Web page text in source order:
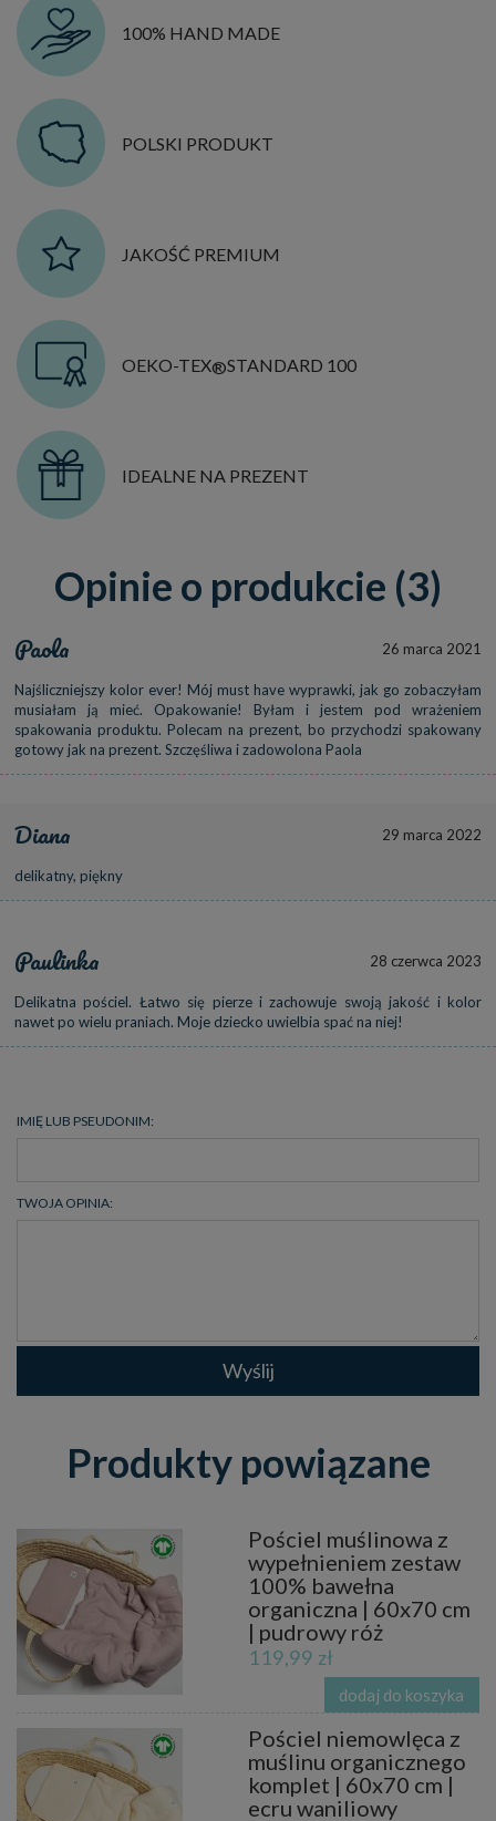
100% HAND MADE
POLSKI PRODUKT
JAKOŚĆ PREMIUM
OEKO-TEX®STANDARD 100
IDEALNE NA PREZENT
Opinie o produkcie (3)
Paola 26 marca 2021
Najśliczniejszy kolor ever! Mój must have wyprawki, jak go zobaczyłam
musiałam ją mieć. Opakowanie! Byłam i jestem pod wrażeniem
spakowania produktu. Polecam na prezent, bo przychodzi spakowany
gotowy jak na prezent. Szczęśliwa i zadowolona Paola
Diana 29 marca 2022
delikatny, piękny
Paulinka 28 czerwca 2023
Delikatna pościel. Łatwo się pierze i zachowuje swoją jakość i kolor
nawet po wielu praniach. Moje dziecko uwielbia spać na niej!
IMIĘ LUB PSEUDONIM:
TWOJA OPINIA:
Wyślij
Produkty powiązane
Pościel muślinowa z
wypełnieniem zestaw
100% bawełna
organiczna | 60x70 cm
| pudrowy róż
119,99 zł
dodaj do koszyka
Pościel niemowlęca z
muślinu organicznego
komplet | 60x70 cm |
ecru waniliowy